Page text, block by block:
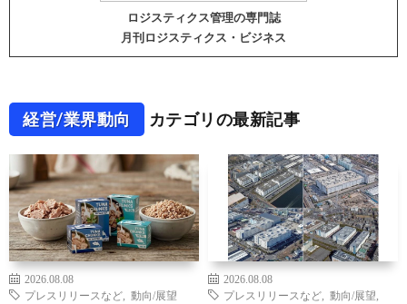
ロジスティクス管理の専門誌
月刊ロジスティクス・ビジネス
経営/業界動向 カテゴリの最新記事
2026.08.08
プレスリリースなど
動向/展望
2026.08.08
プレスリリースなど
動向/展望